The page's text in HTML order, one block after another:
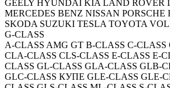
GEELY HYUNDAI KIA LAND ROVER
MERCEDES BENZ NISSAN PORSCHE
SKODA SUZUKI TESLA TOYOTA
G-CLASS
A-CLASS AMG GT B-CLASS C-CLASS
CLA-CLASS CLS-CLASS E-CLASS E-
CLASS GL-CLASS GLA-CLASS GLB-
GLC-CLASS КУПЕ GLE-CLASS GLE-